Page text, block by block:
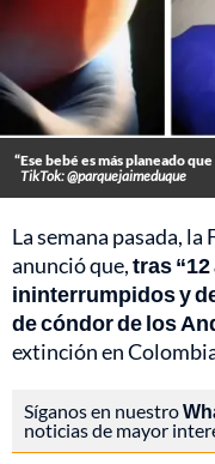
“Ese bebé es más planeado
TikTok: @parquejaimeduque
La semana pasada,
anunció que,tras
ininterrumpidos y
de cóndor de los
extinción en
Síganos en nuestro
noticias de mayor